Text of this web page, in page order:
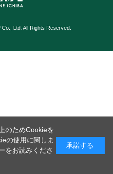
Ltd. All Rights Reserved.
のためCookieを
の使用に関しま
をお読みくださ
承諾する